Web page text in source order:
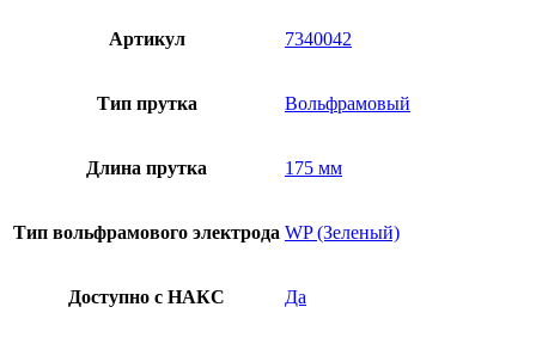
Артикул 7340042
Тип прутка Вольфрамовый
Длина прутка 175 мм
Тип вольфрамового электрода WP (Зеленый)
Доступно с НАКС Да